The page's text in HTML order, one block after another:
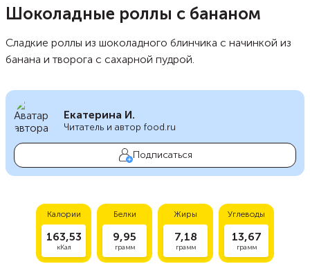
Шоколадные роллы с бананом
Сладкие роллы из шоколадного блинчика с начинкой из
банана и творога с сахарной пудрой.
Екатерина И.
Читатель и автор food.ru
Подписаться
Калории
163,53
кКал
Белки
9,95
грамм
Жиры
7,18
грамм
Углеводы
13,67
грамм